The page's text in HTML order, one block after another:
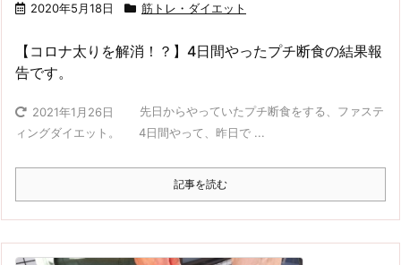
2020年5月18日 筋トレ・ダイエット
【コロナ太りを解消！？】4日間やったプチ断食の結果報
告です。
2021年1月26日
先日からやっていたプチ断食をする、ファステ
ィングダイエット。 4日間やって、昨日で ...
記事を読む